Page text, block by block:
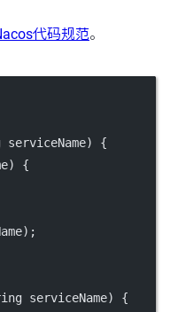
代码规范。
serviceName) {
{
serviceName) {